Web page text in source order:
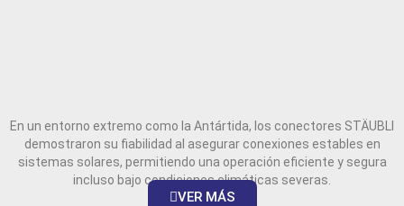
En un entorno extremo como la Antártida, los conectores STÄUBLI
demostraron su fiabilidad al asegurar conexiones estables en
sistemas solares, permitiendo una operación eficiente y segura
incluso bajo condiciones climáticas severas.
VER MÁS